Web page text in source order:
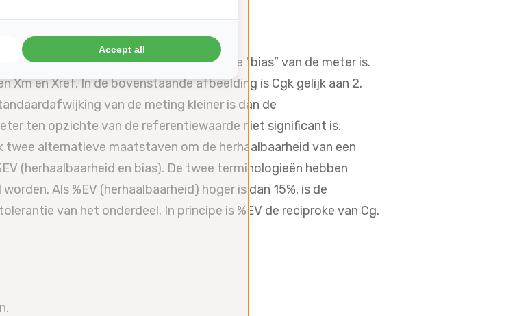
de referentiewaarde af ligt, hoe hoger de “bias” van de meter is.
Xm en Xref. In de bovenstaande afbeelding is Cgk gelijk aan 2.
van de meting kleiner is dan de
ten opzichte van de referentiewaarde niet significant is.
twee alternatieve maatstaven om de herhaalbaarheid van een
(herhaalbaarheid en bias). De twee terminologieën hebben
Als %EV (herhaalbaarheid) hoger is dan 15%, is de
van het onderdeel. In principe is %EV de reciproke van Cg.
Accept all